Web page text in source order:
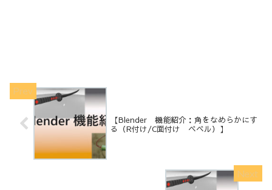
【Blender 機能紹介：角をなめらかにす
る（R付け/C面付け ベベル）】